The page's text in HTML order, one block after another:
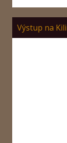
Výstup na